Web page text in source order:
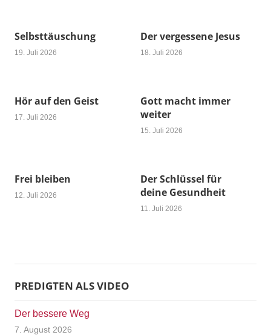
Selbsttäuschung
19. Juli 2026
Der vergessene Jesus
18. Juli 2026
Hör auf den Geist
17. Juli 2026
Gott macht immer
weiter
15. Juli 2026
Frei bleiben
12. Juli 2026
Der Schlüssel für
deine Gesundheit
11. Juli 2026
PREDIGTEN ALS VIDEO
Der bessere Weg
7. August 2026